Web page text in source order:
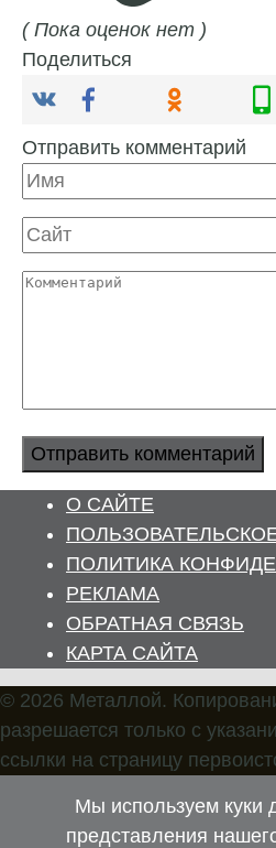
( Пока оценок нет )
Поделиться
Отправить комментарий
Имя
Сайт
Комментарий
О САЙТЕ
ПОЛИТИКА
РЕКЛАМА
ОБРАТНАЯ СВЯЗЬ
КАРТА САЙТА
© 2026 Металлой.
разрешается только с
ссылки на страницу
Мы используем куки
представления